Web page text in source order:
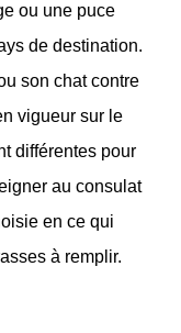
ou une puce
de destination.
son chat contre
vigueur sur le
différentes pour
au consulat
en ce qui
à remplir.